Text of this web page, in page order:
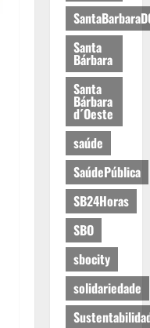
Santa
Bárbara
Santa
Bárbara
d´Oeste
saúde
SaúdePública
SB24Horas
SBO
sbocity
solidariedade